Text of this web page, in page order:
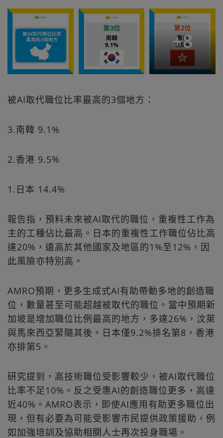
+8
被AI取代職位比率最高的3個地方：
3.南韓 9.1%
2.香港 9.5%
1.日本 14.4%
報告指，預料未來被AI取代的職位，重複性工作為
主的工種佔比最高。日本的重複性工作職位佔比高
達20%，遠高於其他國家及地區的1%至12%，因
此風險亦特別高。
AMRO預期，更多生成式AI有助帶動多地的創造職
位，數量甚至可能超越被取代的職位。當中預期新
加坡是增加職位比例最高的地方，多達26%，汶萊
與馬來西亞緊隨其後。日本僅9.2%排名第8，香港
亦排第5。
研究提到，高技術職位受影響較少，被AI取代職位
比率不足10%。反之受惠AI的創造職位更多，高達
近40%。AMRO表示，即使AI應用有助更多職位出
現，但有必要為可能受影響市民提供政策援助，例
如加強培訓及協助相關人士再次投身職場。